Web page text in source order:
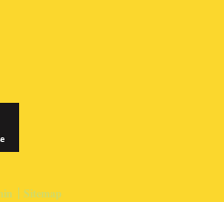
| Sitemap